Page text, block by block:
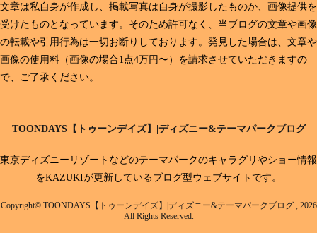
文章は私自身が作成し、掲載写真は自身が撮影したものか、画像提供を
受けたものとなっています。そのため許可なく、当ブログの文章や画像
の転載や引用行為は一切お断りしております。発見した場合は、文章や
画像の使用料（画像の場合1点4万円〜）を請求させていただきますの
で、ご了承ください。
TOONDAYS【トゥーンデイズ】|ディズニー&テーマパークブログ
東京ディズニーリゾートなどのテーマパークのキャラグリやショー情報
をKAZUKIが更新しているブログ型ウェブサイトです。
Copyright© TOONDAYS【トゥーンデイズ】|ディズニー&テーマパークブログ , 2026
All Rights Reserved.